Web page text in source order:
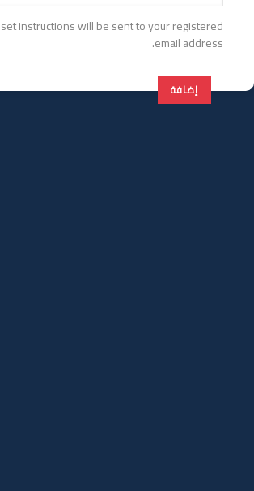
instructions will be sent to your registered
email address.